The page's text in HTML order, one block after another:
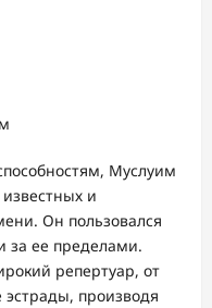
Муслуим
и
Он пользовался
за ее пределами.
репертуар, от
производя